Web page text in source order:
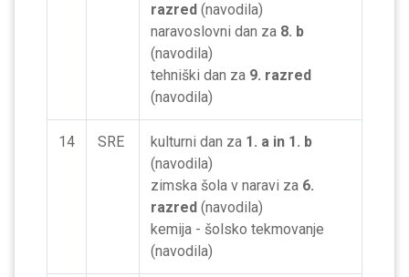
razred (navodila)
naravoslovni dan za 8. b
(navodila)
tehniški dan za 9. razred
(navodila)
14 SRE kulturni dan za 1. a in 1. b
(navodila)
zimska šola v naravi za 6.
razred (navodila)
kemija - šolsko tekmovanje
(navodila)